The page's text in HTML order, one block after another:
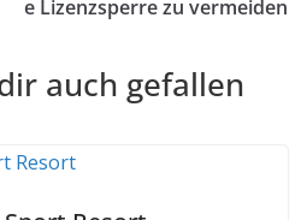
e Lizenzsperre zu vermeiden
auch gefallen